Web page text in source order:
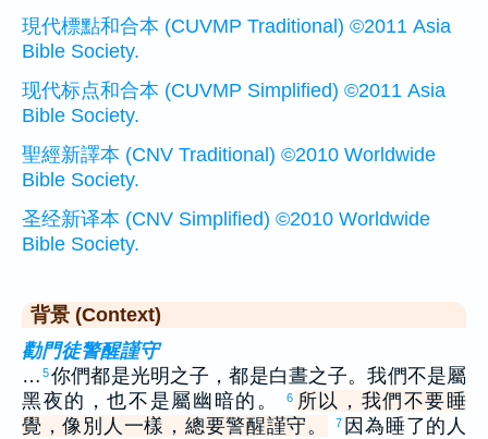
現代標點和合本 (CUVMP Traditional) ©2011 Asia
Bible Society.
现代标点和合本 (CUVMP Simplified) ©2011 Asia
Bible Society.
聖經新譯本 (CNV Traditional) ©2010 Worldwide
Bible Society.
圣经新译本 (CNV Simplified) ©2010 Worldwide
Bible Society.
背景 (Context)
勸門徒警醒謹守
… 5你們都是光明之子，都是白晝之子。我們不是屬
黑夜的，也不是屬幽暗的。
6 所以，我們不要睡
覺，像別人一樣，總要警醒謹守。
7 因為睡了的人